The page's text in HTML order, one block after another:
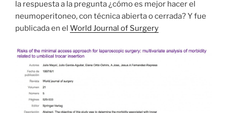
la respuesta a la pregunta ¿cómo es mejor hacer el
neumoperitoneo, con técnica abierta o cerrada? Y fue
publicada en el World Journal of Surgery